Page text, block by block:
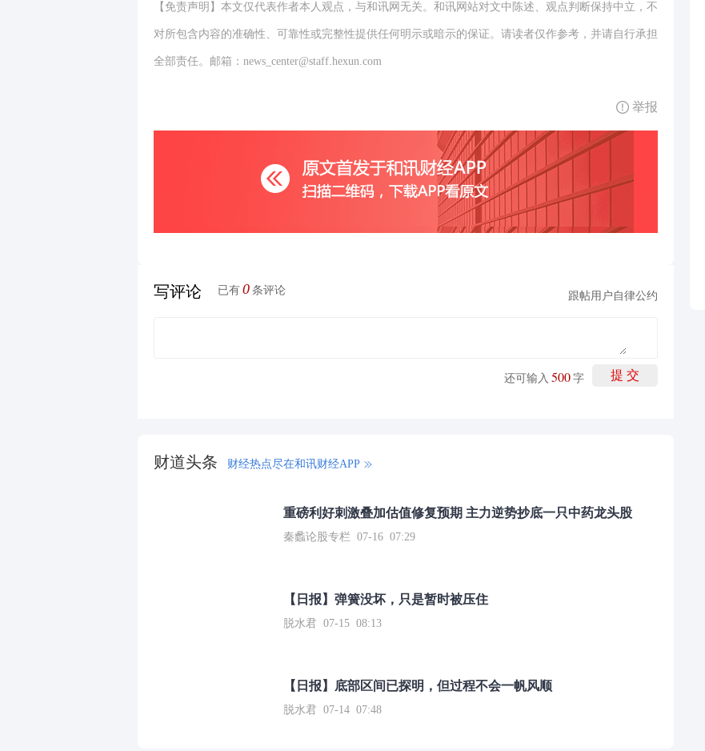
【免责声明】本文仅代表作者本人观点，与和讯网无关。和讯网站对文中陈述、观点判断保持中立，不
对所包含内容的准确性、可靠性或完整性提供任何明示或暗示的保证。请读者仅作参考，并请自行承担
全部责任。邮箱：news_center@staff.hexun.com
举报
写评论 已有 0 条评论 跟帖用户自律公约
提 交
还可输入 500 字
财道头条 财经热点尽在和讯财经APP
重磅利好刺激叠加估值修复预期 主力逆势抄底一只中药龙头股
秦蠡论股专栏 07-16 07:29
【日报】弹簧没坏，只是暂时被压住
脱水君 07-15 08:13
【日报】底部区间已探明，但过程不会一帆风顺
脱水君 07-14 07:48